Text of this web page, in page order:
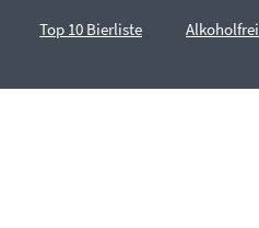
Top 10 Bierliste